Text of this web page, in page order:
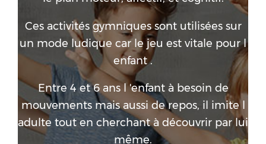
BARRE AU SOL ( ATTENTION CE COURS N’ EST
PAS ENCORE OUVERT )
HIIT / WOD
COACHING PRIVÉ
LES PITCHOUNES
FUNKIDZ
A PROPOS
Ces activités gymniques sont utilisées sur
un mode ludique car le jeu est vitale pour l
enfant .
Entre 4 et 6 ans l 'enfant à besoin de
mouvements mais aussi de repos, il imite l
adulte tout en cherchant à découvrir par lui
même.